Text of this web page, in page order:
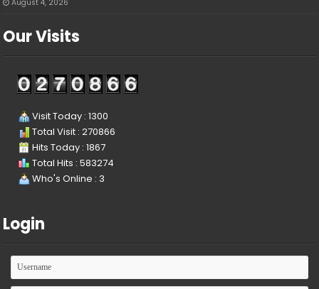
August 4, 2026
Our Visits
Visit Today : 1300
Total Visit : 270866
Hits Today : 1867
Total Hits : 583274
Who's Online : 3
Login